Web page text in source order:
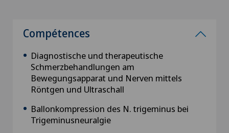
Compétences
Diagnostische und therapeutische
Schmerzbehandlungen am
Bewegungsapparat und Nerven mittels
Röntgen und Ultraschall
Ballonkompression des N. trigeminus bei
Trigeminusneuralgie